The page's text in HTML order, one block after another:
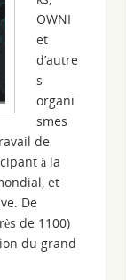
OWNI
et
d’autre
s
organi
smes
de
à la
et
De
de 1100)
du grand